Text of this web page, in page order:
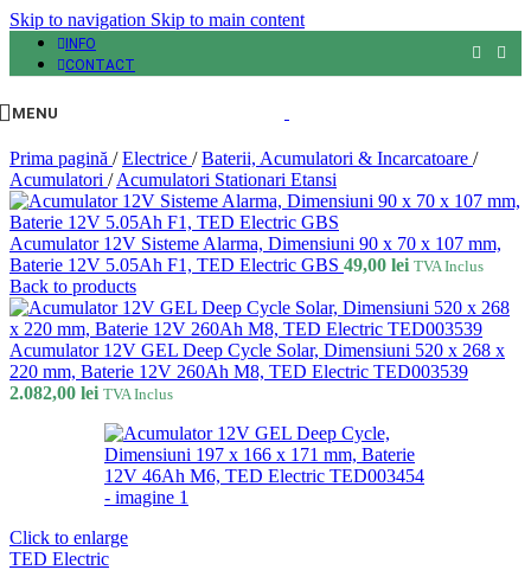
Skip to navigation Skip to main content
INFO
CONTACT
MENU
Prima pagină / Electrice / Baterii, Acumulatori & Incarcatoare /
Acumulatori / Acumulatori Stationari Etansi
Acumulator 12V Sisteme Alarma, Dimensiuni 90 x 70 x 107 mm,
Baterie 12V 5.05Ah F1, TED Electric GBS 49,00 lei TVA Inclus
Back to products
Acumulator 12V GEL Deep Cycle Solar, Dimensiuni 520 x 268 x
220 mm, Baterie 12V 260Ah M8, TED Electric TED003539
2.082,00 lei TVA Inclus
Click to enlarge
TED Electric